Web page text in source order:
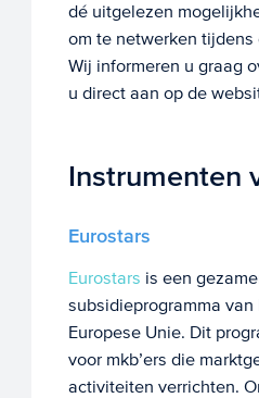
dé uitgelezen
om te netwerken tijdens
Wij informeren u graag
u direct aan op de
Instrumenten
Eurostars
Eurostars is een
subsidieprogramma van
Europese Unie. Dit
voor mkb’ers die
activiteiten verrichten.